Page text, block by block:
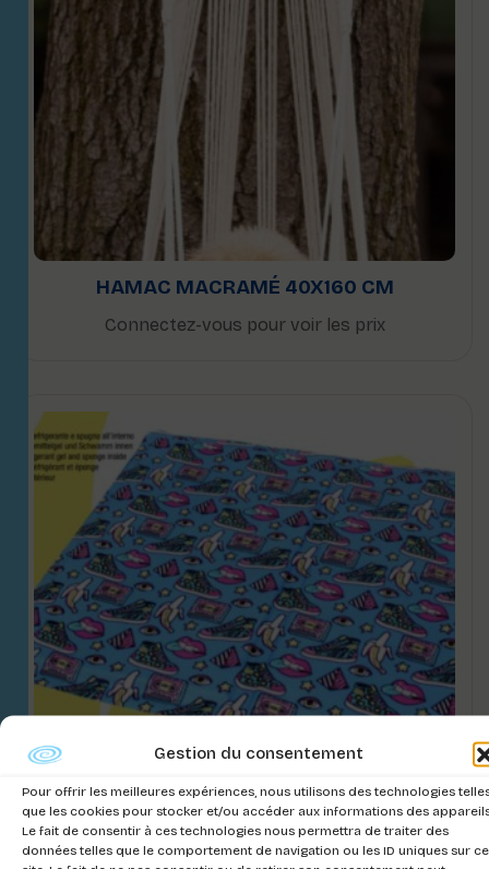
Gestion du consentement
Pour offrir les meilleures expériences, nous utilisons des technologies
que les cookies pour stocker et/ou accéder aux informations des
Le fait de consentir à ces technologies nous permettra de traiter des
données telles que le comportement de navigation ou les ID uniques sur ce
HAMAC MACRAMÉ 40X160 CM
Connectez-vous pour voir les prix
FRESH TAPIS POP